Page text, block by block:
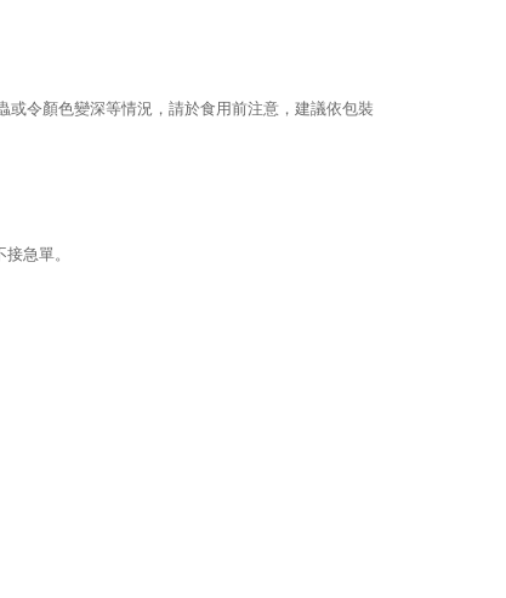
令顏色變深等情況，請於食用前注意，建議依包裝
急單。